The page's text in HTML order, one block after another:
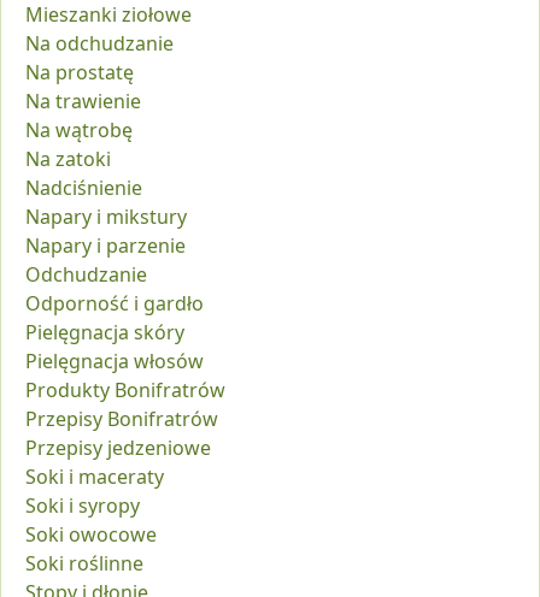
Mieszanki ziołowe
Na odchudzanie
Na prostatę
Na trawienie
Na wątrobę
Na zatoki
Nadciśnienie
Napary i mikstury
Napary i parzenie
Odchudzanie
Odporność i gardło
Pielęgnacja skóry
Pielęgnacja włosów
Produkty Bonifratrów
Przepisy Bonifratrów
Przepisy jedzeniowe
Soki i maceraty
Soki i syropy
Soki owocowe
Soki roślinne
Stopy i dłonie